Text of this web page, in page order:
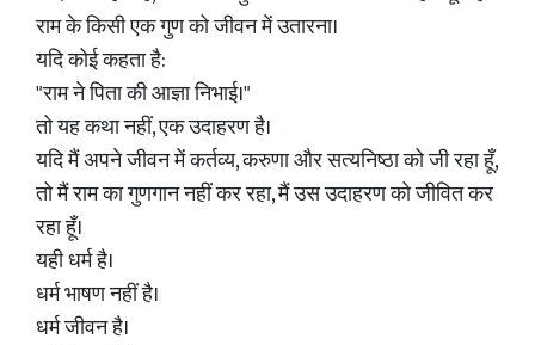
राम के किसी एक गुण को जीवन में उतारना।
यदि कोई कहता है:
"राम ने पिता की आज्ञा निभाई।"
तो यह कथा नहीं, एक उदाहरण है।
यदि मैं अपने जीवन में कर्तव्य, करुणा और सत्यनिष्ठा को जी रहा हूँ,
तो मैं राम का गुणगान नहीं कर रहा, मैं उस उदाहरण को जीवित कर
रहा हूँ।
यही धर्म है।
धर्म भाषण नहीं है।
धर्म जीवन है।